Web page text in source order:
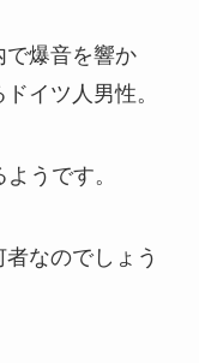
で爆音を響か
イツ人男性。
うです。
なのでしょう